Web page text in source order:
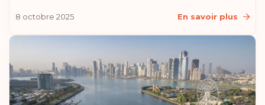
8 octobre 2025 En savoir plus